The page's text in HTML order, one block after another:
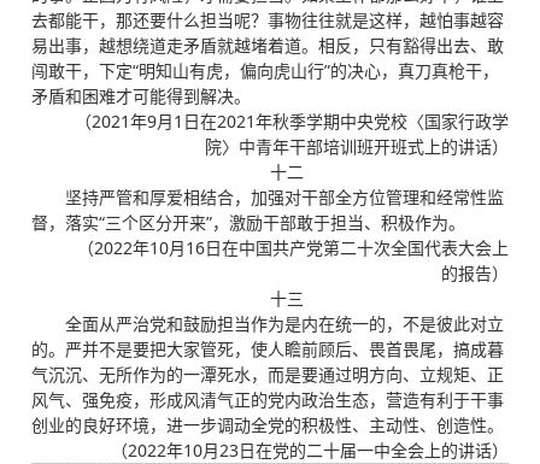
去都能干，那还要什么担当呢？事物往往就是这样，越怕事越容
易出事，越想绕道走矛盾就越堵着道。相反，只有豁得出去、敢
闯敢干，下定“明知山有虎，偏向虎山行”的决心，真刀真枪干，
矛盾和困难才可能得到解决。
（2021年9月1日在2021年秋季学期中央党校〈国家行政学
院〉中青年干部培训班开班式上的讲话）
十二
坚持严管和厚爱相结合，加强对干部全方位管理和经常性监
督，落实“三个区分开来”，激励干部敢于担当、积极作为。
（2022年10月16日在中国共产党第二十次全国代表大会上
的报告）
十三
全面从严治党和鼓励担当作为是内在统一的，不是彼此对立
的。严并不是要把大家管死，使人瞻前顾后、畏首畏尾，搞成暮
气沉沉、无所作为的一潭死水，而是要通过明方向、立规矩、正
风气、强免疫，形成风清气正的党内政治生态，营造有利于干事
创业的良好环境，进一步调动全党的积极性、主动性、创造性。
（2022年10月23日在党的二十届一中全会上的讲话）